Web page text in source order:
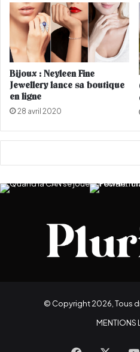
e
?
Bijoux : Neyleen Fine
Jewellery lance sa boutique
en ligne
28 avril 2020
© Copyright 2026, Tous
MENTIONS